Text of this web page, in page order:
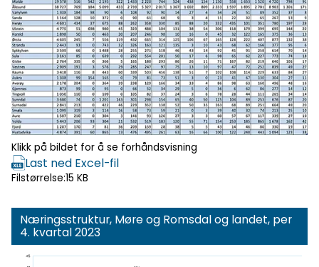
Klikk for
forhåndsvisning
Klikk på bildet for å se forhåndsvisning
Last ned Excel-fil
Filstørrelse:15 KB
Næringsstruktur, Møre og Romsdal og landet, per
4. kvartal 2023